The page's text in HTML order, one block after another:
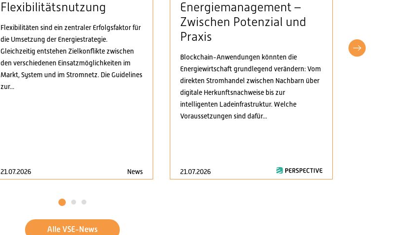
Flexibilitätsnutzung
Flexibilitäten sind ein zentraler Erfolgsfaktor für
die Umsetzung der Energiestrategie.
Gleichzeitig entstehen Zielkonflikte zwischen
den verschiedenen Einsatzmöglichkeiten im
Markt, System und im Stromnetz. Die Guidelines
zur...
21.07.2026 News
Energiemanagement –
Zwischen Potenzial und
Praxis
Blockchain-Anwendungen könnten die
Energiewirtschaft grundlegend verändern: Vom
direkten Stromhandel zwischen Nachbarn über
digitale Herkunftsnachweise bis zur
intelligenten Ladeinfrastruktur. Welche
Voraussetzungen sind dafür...
21.07.2026
fordert
1 2 3
Alle VSE-News